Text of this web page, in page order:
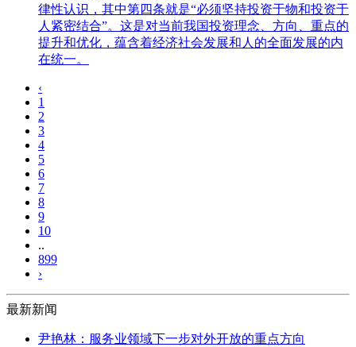
律性认识，其中第四条就是“必须坚持投资于物和投资于
人紧密结合”。这是对当前我国投资理念、方向、重点的
提升和优化，蕴含着经济社会发展和人的全面发展的内
在统一。
‹
1
2
3
4
5
6
7
8
9
10
..
899
›
最新新闻
尹艳林：服务业领域下一步对外开放的重点方向